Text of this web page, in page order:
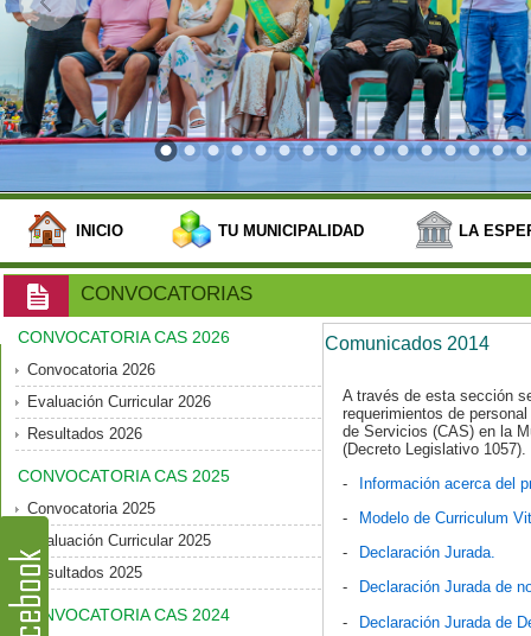
INICIO TU MUNICIPALIDAD LA
CONVOCATORIAS
CONVOCATORIA CAS 2026
Convocatoria 2026
Evaluación Curricular 2026
Resultados 2026
CONVOCATORIA CAS 2025
Convocatoria 2025
Evaluación Curricular 2025
Resultados 2025
CONVOCATORIA CAS 2024
Comunicados 2014
A través de esta sección
requerimientos de
de Servicios (CAS) en la
(Decreto Legislativo 1057).
-
Información acerca del
-
Modelo de Curriculum
-
Declaración Jurada.
-
Declaración Jurada de
-
Declaración Jurada de